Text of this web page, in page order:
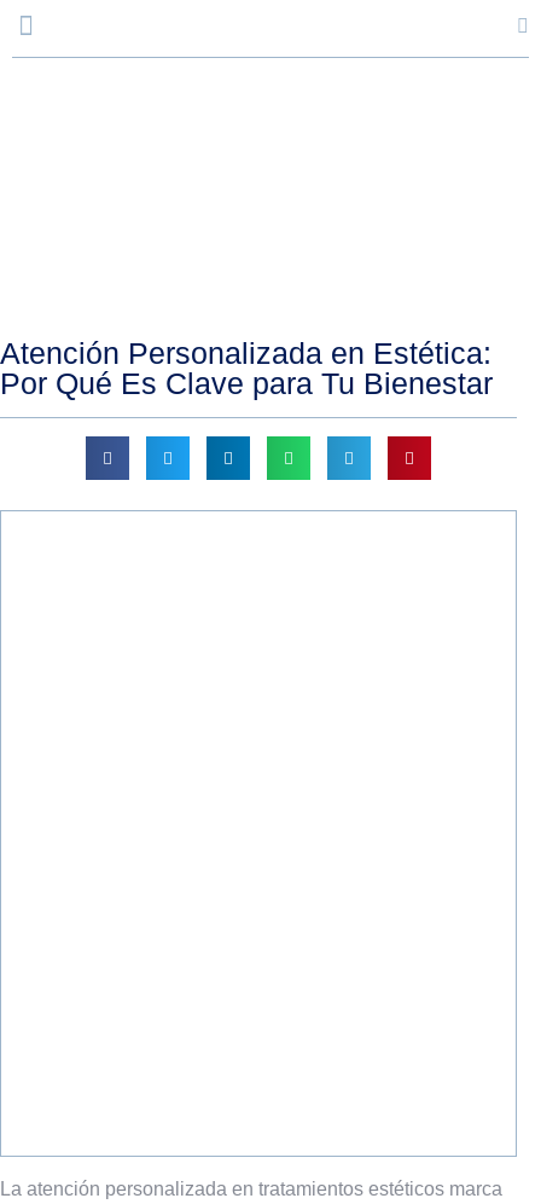
Atención Personalizada en Estética:
Por Qué Es Clave para Tu Bienestar
La atención personalizada en tratamientos estéticos marca